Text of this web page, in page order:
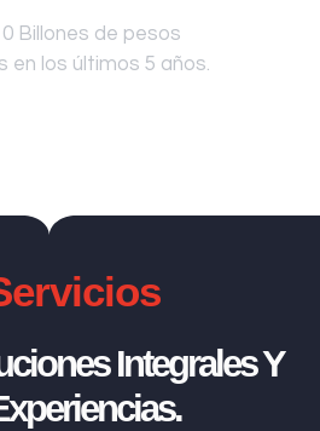
Billones de pesos
en los últimos 5 años.
Integrales Y